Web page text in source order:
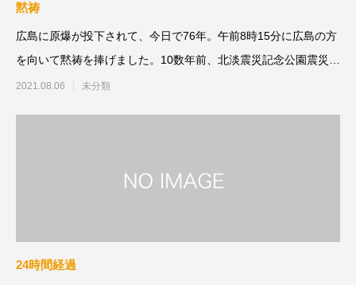
黙祷
広島に原爆が投下されて、今日で76年。午前8時15分に広島の方
を向いて黙祷を捧げました。10数年前、北淡震災記念公園震災の
語りべボラ
2021.08.06 未分類
24時間経過